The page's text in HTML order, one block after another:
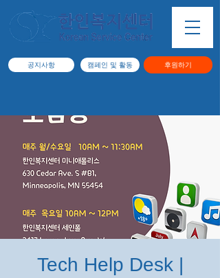
공지사항 캠페인 및 활동 후원하기
Tech Help Desk |